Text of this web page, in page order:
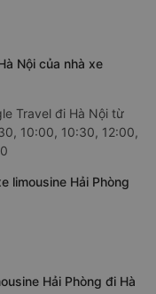
Nội của nhà xe
Travel đi Hà Nội từ
10:00, 10:30, 12:00,
limousine Hải Phòng
Hải Phòng đi Hà